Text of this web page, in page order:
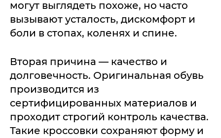
могут выглядеть похоже, но часто
вызывают усталость, дискомфорт и
боли в стопах, коленях и спине.
Вторая причина — качество и
долговечность. Оригинальная обувь
производится из
сертифицированных материалов и
проходит строгий контроль качества.
Такие кроссовки сохраняют форму и